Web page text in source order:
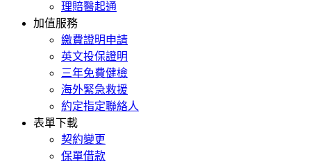
理賠醫起通
加值服務
繳費證明申請
英文投保證明
三年免費健檢
海外緊急救援
約定指定聯絡人
表單下載
契約變更
保單借款